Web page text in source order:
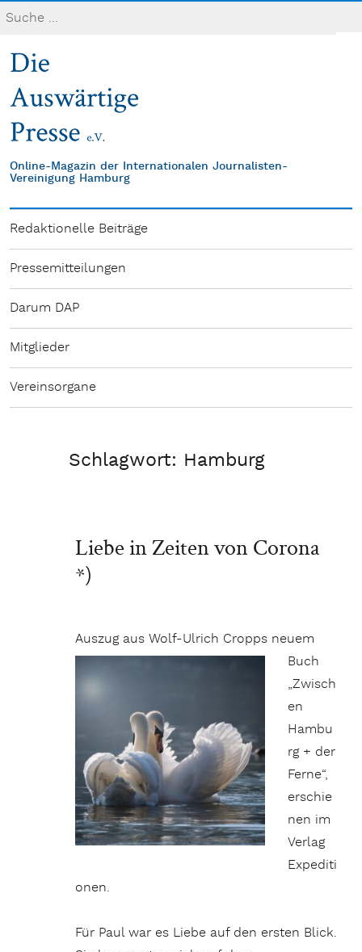
Online-Magazin der Internationalen Journalisten-
Vereinigung Hamburg
Redaktionelle Beiträge
Pressemitteilungen
Darum DAP
Mitglieder
Vereinsorgane
Schlagwort: Hamburg
Liebe in Zeiten von Corona
*)
Auszug aus Wolf-Ulrich Cropps neuem
Buch
„Zwisch
en
Hambu
rg + der
Ferne“,
erschie
nen im
Verlag
Expediti
onen.
Für Paul war es Liebe auf den ersten Blick.